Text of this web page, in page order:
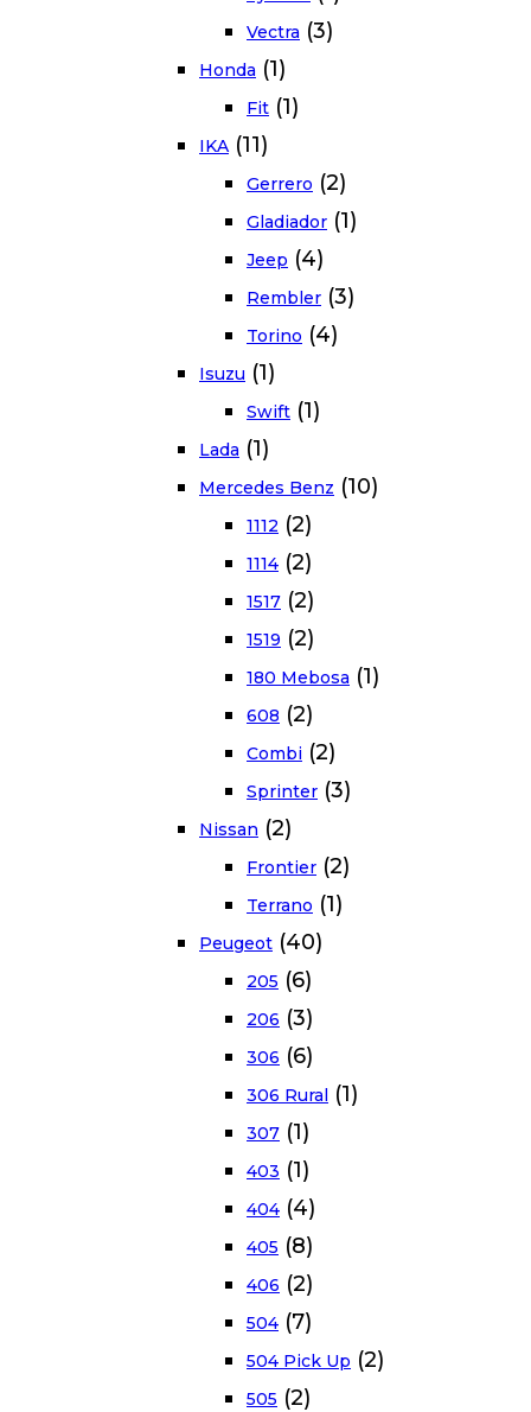
Vectra (3)
Honda (1)
Fit (1)
IKA (11)
Gerrero (2)
Gladiador (1)
Jeep (4)
Rembler (3)
Torino (4)
Isuzu (1)
Swift (1)
Lada (1)
Mercedes Benz (10)
1112 (2)
1114 (2)
1517 (2)
1519 (2)
180 Mebosa (1)
608 (2)
Combi (2)
Sprinter (3)
Nissan (2)
Frontier (2)
Terrano (1)
Peugeot (40)
205 (6)
206 (3)
306 (6)
306 Rural (1)
307 (1)
403 (1)
404 (4)
405 (8)
406 (2)
504 (7)
504 Pick Up (2)
505 (2)